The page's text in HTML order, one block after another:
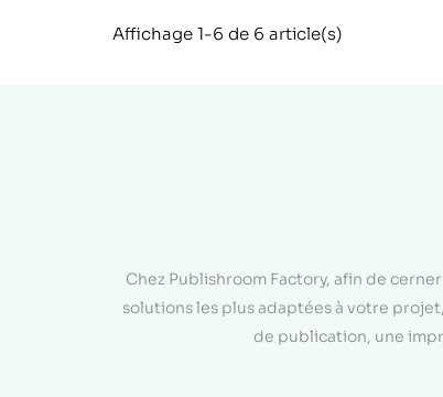
Affichage 1-6 de 6 article(s)
Chez Publishroom Factory, afin de
solutions les plus adaptées à votre
de publication, une